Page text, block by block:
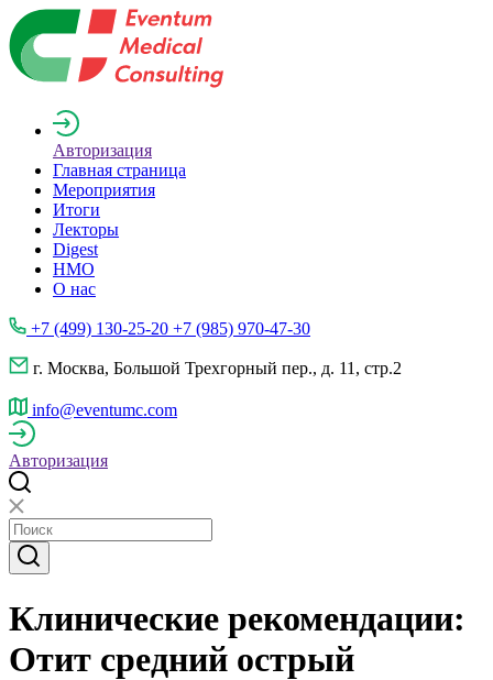
Авторизация
Главная страница
Мероприятия
Итоги
Лекторы
Digest
НМО
О нас
+7 (499) 130-25-20 +7 (985) 970-47-30
г. Москва, Большой Трехгорный пер., д. 11, стр.2
info@eventumc.com
Авторизация
Клинические рекомендации:
Отит средний острый